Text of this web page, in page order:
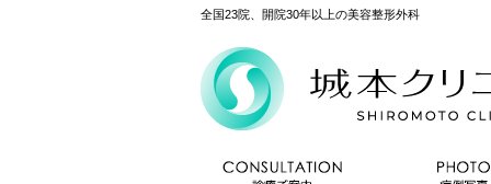
全国23院、開院30年以上の美容整形外科